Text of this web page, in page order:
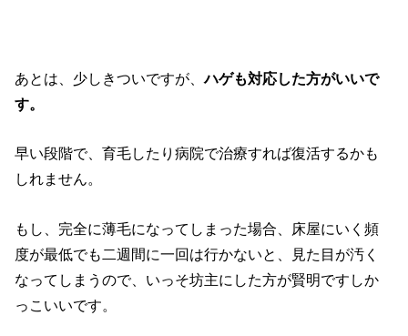
あとは、少しきついですが、ハゲも対応した方がいいで
す。
早い段階で、育毛したり病院で治療すれば復活するかも
しれません。
もし、完全に薄毛になってしまった場合、床屋にいく頻
度が最低でも二週間に一回は行かないと、見た目が汚く
なってしまうので、いっそ坊主にした方が賢明ですしか
っこいいです。